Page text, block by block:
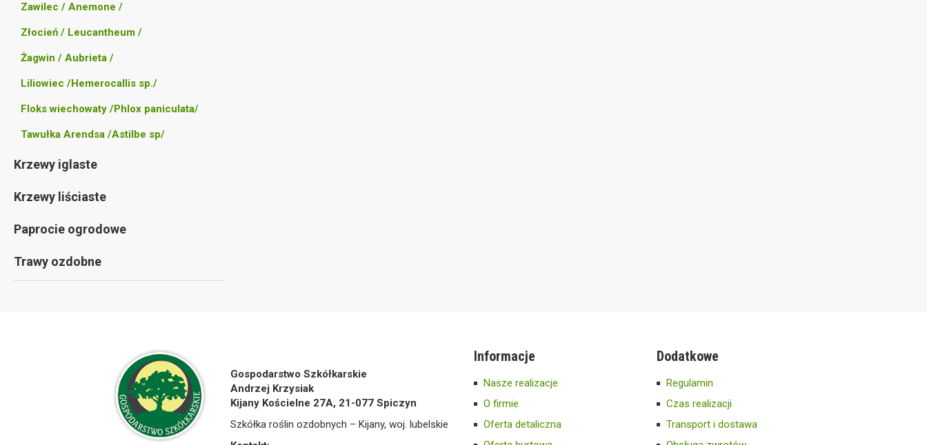
Zawilec / Anemone /
Złocień / Leucantheum /
Żagwin / Aubrieta /
Liliowiec /Hemerocallis sp./
Floks wiechowaty /Phlox paniculata/
Tawułka Arendsa /Astilbe sp/
Krzewy iglaste
Krzewy liściaste
Paprocie ogrodowe
Trawy ozdobne
Gospodarstwo Szkółkarskie
Andrzej Krzysiak
Kijany Kościelne 27A, 21-077 Spiczyn
Szkółka roślin ozdobnych – Kijany, woj. lubelskie
Informacje
Nasze realizacje
O firmie
Oferta detaliczna
Dodatkowe
Regulamin
Czas realizacji
Transport i dostawa